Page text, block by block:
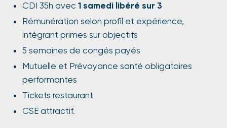
CDI 35h avec 1 samedi libéré sur 3
Rémunération selon profil et expérience,
intégrant primes sur objectifs
5 semaines de congés payés
Mutuelle et Prévoyance santé obligatoires
performantes
Tickets restaurant
CSE attractif.